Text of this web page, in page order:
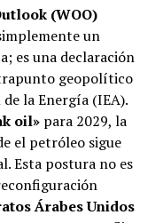
(WOO)
un
es una declaración
geopolítico
la Energía (IEA).
oil» para 2029, la
el petróleo sigue
Esta postura no es
Árabes Unidos